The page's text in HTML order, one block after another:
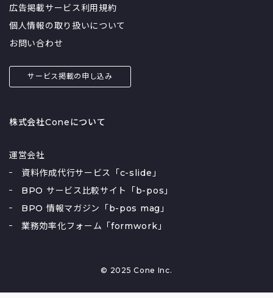
広告掲載サービス利用規約
個人情報の取り扱いについて
お問い合わせ
サービス掲載の申し込み
株式会社Coneについて
運営会社
資料作成代行サービス「c-slide」
BPO サービス比較サイト「b-pos」
BPO 情報マガジン「b-pos mag」
業務効率化フォーム「formwork」
© 2025 Cone Inc.